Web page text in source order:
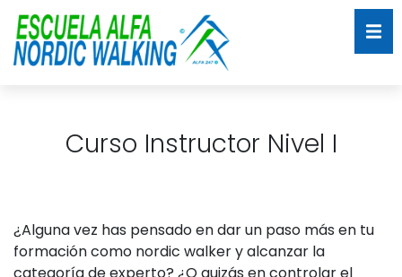
Curso Instructor Nivel I
¿Alguna vez has pensado en dar un paso más en tu
formación como nordic walker y alcanzar la